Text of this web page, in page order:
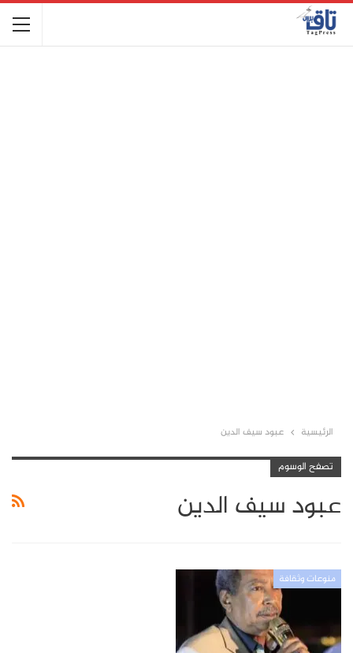
الرئيسية عبود سيف الدين
تصفح الوسوم
عبود سيف الدين
منوعات وثقافة